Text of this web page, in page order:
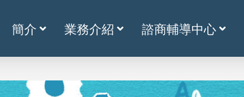
簡介 業務介紹 諮商輔導中心